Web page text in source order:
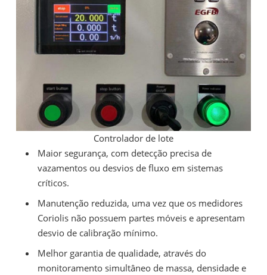
Controlador de lote
Maior segurança, com detecção precisa de
vazamentos ou desvios de fluxo em sistemas
críticos.
Manutenção reduzida, uma vez que os medidores
Coriolis não possuem partes móveis e apresentam
desvio de calibração mínimo.
Melhor garantia de qualidade, através do
monitoramento simultâneo de massa, densidade e